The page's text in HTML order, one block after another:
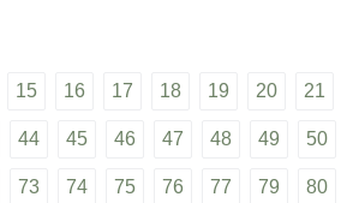
15 16 17 18 19 20 21
44 45 46 47 48 49 50
73 74 75 76 77 79 80